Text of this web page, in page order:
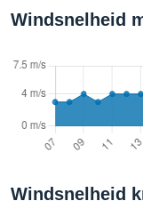
Windsnelheid
Windsnelheid